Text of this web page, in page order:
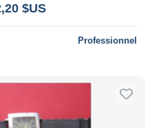
$US
Professionnel